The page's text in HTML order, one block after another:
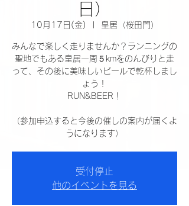
日）
10月17日(金) 皇居（桜田門）
みんなで楽しく走りませんか？ランニングの
聖地でもある皇居一周５kmをのんびりと走
って、その後に美味しいビールで乾杯しまし
ょう！
RUN&BEER！
（参加申込すると今後の催しの案内が届くよ
うになります）
受付停止
他のイベントを見る